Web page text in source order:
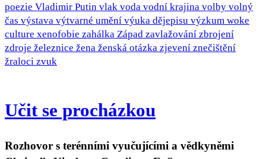
poezie Vladimir Putin vlak voda vodní krajina volby volný
čas výstava výtvarné umění výuka dějepisu výzkum woke
culture xenofobie zahálka Západ zavlažování zbrojení
zdroje železnice žena ženská otázka zjevení znečištění
žraloci zvuk
Učit se procházkou
Rozhovor s terénními vyučujícími a vědkyněmi